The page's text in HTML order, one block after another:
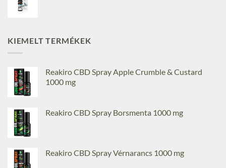
KIEMELT TERMÉKEK
Reakiro CBD Spray Apple Crumble & Custard
1000 mg
Reakiro CBD Spray Borsmenta 1000 mg
Reakiro CBD Spray Vérnarancs 1000 mg